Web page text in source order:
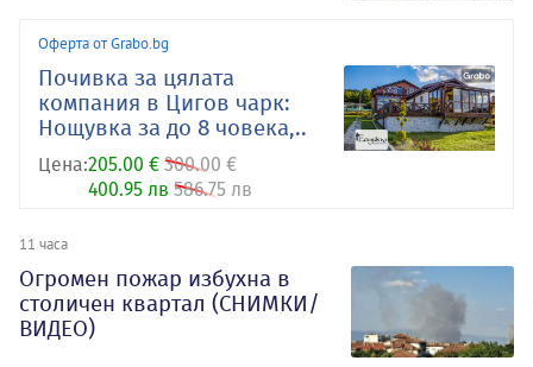
Оферта от Grabo.bg
Почивка за цялата
компания в Цигов чарк:
Нощувка за до 8 човека,..
Цена:205.00 € 300.00 €
400.95 лв 586.75 лв
11 часа
Огромен пожар избухна в
столичен квартал (СНИМКИ/
ВИДЕО)